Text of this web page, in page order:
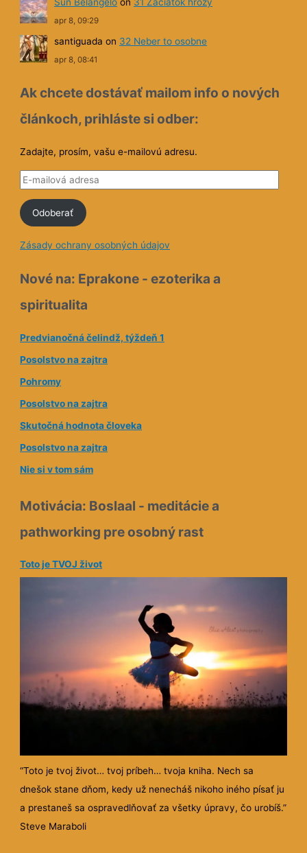
Ak chcete dostávať mailom info o nových
článkoch, prihláste si odber:
Zadajte, prosím, vašu e-mailovú adresu.
E
m
a
i
l
o
v
a
d
e
s
Odoberať
Zásady ochrany osobných údajov
Nové na: Eprakone - ezoterika a
spiritualita
Predvianočná čelindž, týždeň 1
Posolstvo na zajtra
Skutočná hodnota človeka
Posolstvo na zajtra
Nie si v tom sám
Motivácia: Boslaal - meditácie a
pathworking pre osobný rast
Toto je TVOJ život
“Toto je tvoj život… tvoj príbeh… tvoja kniha. Nech sa
Copyright © 2026 SunBelangelo | Powered byAstra WordPress